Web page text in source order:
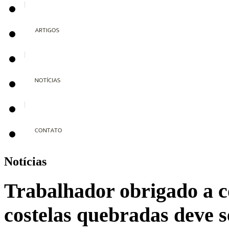
Notícias
Trabalhador obrigado a
costelas quebradas deve